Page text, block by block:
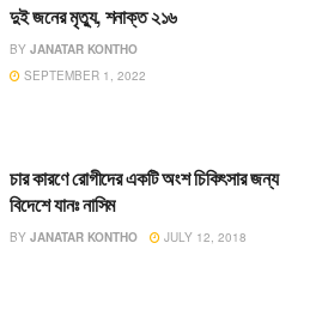
দুই জনের মৃত্যু, শনাক্ত ২১৬
BY JANATAR KONTHO
SEPTEMBER 1, 2022
চার কারণে রোগীদের একটি অংশ চিকিৎসার জন্য
বিদেশে যানঃ নাসিম
BY JANATAR KONTHO JULY 12, 2018